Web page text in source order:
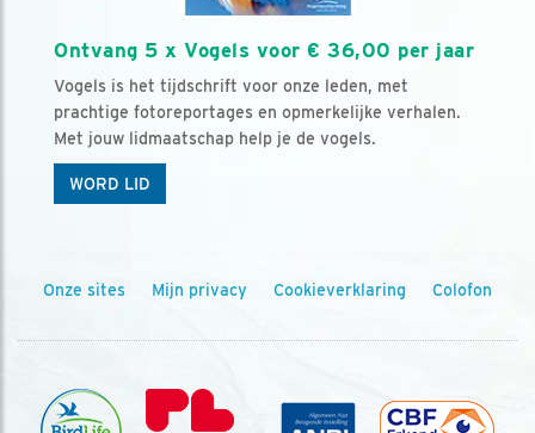
Ontvang 5 x Vogels voor € 36,00 per jaar
Vogels is het tijdschrift voor onze leden, met
prachtige fotoreportages en opmerkelijke verhalen.
Met jouw lidmaatschap help je de vogels.
WORD LID
Onze sites Mijn privacy Cookieverklaring Colofon